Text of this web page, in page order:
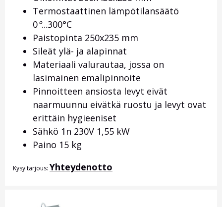
Termostaattinen lämpötilansäätö
0°...300°C
Paistopinta 250x235 mm
Sileät ylä- ja alapinnat
Materiaali valurautaa, jossa on
lasimainen emalipinnoite
Pinnoitteen ansiosta levyt eivät
naarmuunnu eivätkä ruostu ja levyt ovat
erittäin hygieeniset
Sähkö 1n 230V 1,55 kW
Paino 15 kg
Kysy tarjous: Yhteydenotto